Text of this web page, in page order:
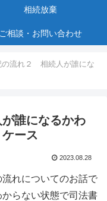
相続放棄
ご相談・お問い合わせ
の流れ２ 相続人が誰にな
誰になるかわ
ース
2023.08.28
れについてのお話で
らない状態で司法書